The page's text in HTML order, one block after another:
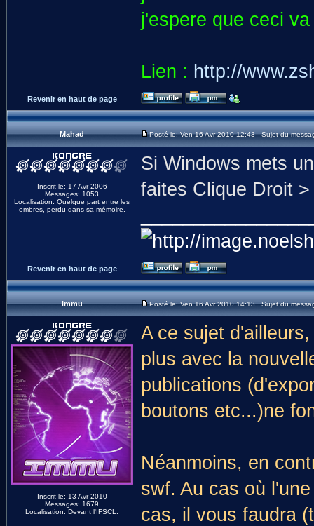
j'espere que ceci
Lien : http://
Revenir en haut de page
Mahad Posté le: Ven 16 Avr 2010 12:43 Sujet du
Inscrit le: 17 Avr 2006
Messages: 1053
Localisation: Quelque part entre les
ombres, perdu dans sa mémoire.
Si Windows mets
faites Clique Droit
Revenir en haut de page
immu Posté le: Ven 16 Avr 2010 14:13 Sujet du
Inscrit le: 13 Avr 2010
Messages: 1679
Localisation: Devant l'IFSCL.
A ce sujet
plus avec la
publications
boutons etc...)ne
Néanmoins, en
swf. Au cas où
cas, il vous faudra